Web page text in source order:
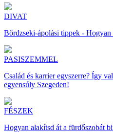
DIVAT
Bőrdzseki-ápolási tippek - Hogyan
PASISZEMMEL
Család és karrier egyszerre? Így
egyensúly Szegeden!
FÉSZEK
Hogyan alakítsd át a fürdőszobát